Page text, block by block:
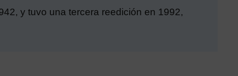
y tuvo una tercera reedición en 1992,